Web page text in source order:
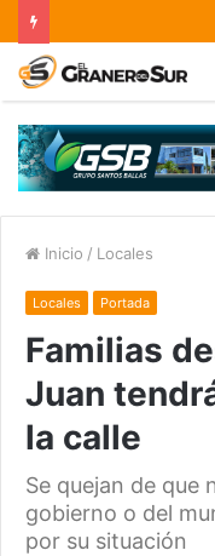
Inicio / Locales
Locales Portada
Familias
Juan
la calle
Se quejan de que
gobierno o del
por su situación